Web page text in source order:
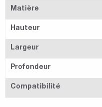
Matière
Hauteur
Largeur
Profondeur
Compatibilité